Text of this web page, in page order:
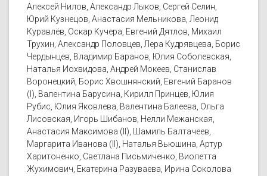
Алексей Нилов, Александр Лыков, Сергей Селин,
Юрий Кузнецов, Анастасия Мельникова, Леонид
Куравлёв, Оскар Кучера, Евгений Дятлов, Михаил
Трухин, Александр Половцев, Лера Кудрявцева, Борис
Чердынцев, Владимир Баранов, Юлия Соболевская,
Наталья Иохвидова, Андрей Мокеев, Станислав
Воронецкий, Борис Хвошнянский, Евгений Баранов
(I), Валентина Барусина, Кирилл Принцев, Юлия
Рубис, Юлия Яковлева, Валентина Балеева, Ольга
Лисовская, Игорь Шибанов, Нелли Межанская,
Анастасия Максимова (II), Шамиль Балтачеев,
Маргарита Иванова (II), Наталья Вьюшина, Артур
Харитоненко, Светлана Письмиченко, Виолетта
Жухимович, Екатерина Разуваева, Ирина Соколова